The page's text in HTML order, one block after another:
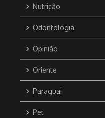
Nutrição
Odontologia
Opinião
Oriente
Paraguai
Pet